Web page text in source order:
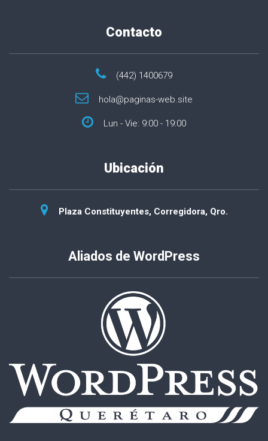
Contacto
(442) 1400679
hola@paginas-web.site
Lun - Vie: 9:00 - 19:00
Ubicación
Plaza Constituyentes, Corregidora, Qro.
Aliados de WordPress